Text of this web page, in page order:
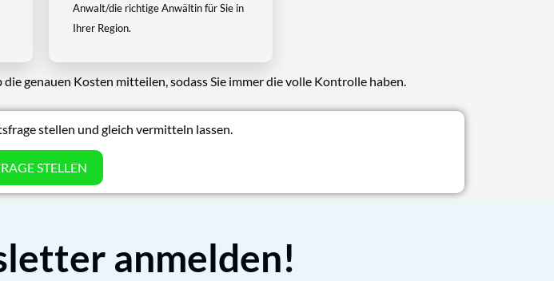
Anwalt/die richtige Anwältin für Sie in
Ihrer Region.
genauen Kosten mitteilen, sodass Sie immer die volle Kontrolle haben.
stellen und gleich vermitteln lassen.
STELLEN
anmelden!